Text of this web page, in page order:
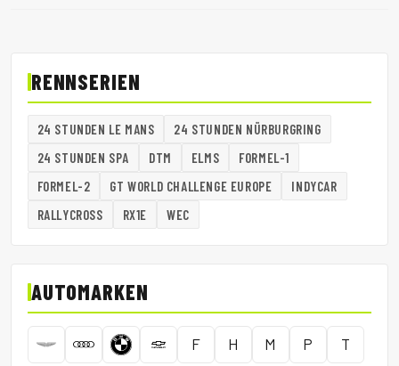
RENNSERIEN
24 STUNDEN LE MANS
24 STUNDEN NÜRBURGRING
24 STUNDEN SPA
DTM ELMS
FORMEL-1
FORMEL-2
GT WORLD CHALLENGE EUROPE
INDYCAR
RALLYCROSS
RX1E WEC
AUTOMARKEN
F H M P T